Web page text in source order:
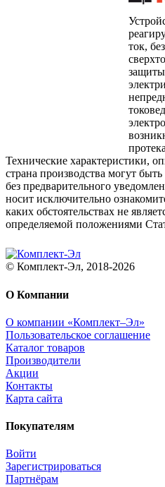
ток,
Технические характеристики,
страна производства могут
без предварительного
носит исключительно
каких обстоятельствах не
определяемой положениями
© Комплект-Эл, 2018-2026
О Компании
О компании «Комплект–Эл»
Пользовательское соглашение
Каталог товаров
Производители
Акции
Контакты
Карта сайта
Покупателям
Войти
Зарегистрироваться
Партнёрам